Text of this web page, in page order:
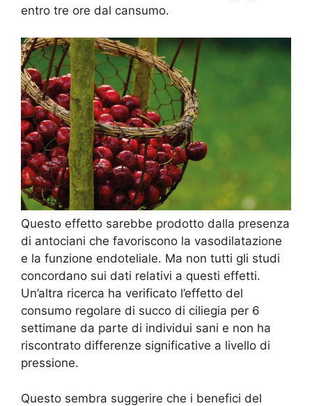
entro tre ore dal cansumo.
Questo effetto sarebbe prodotto dalla presenza
di antociani che favoriscono la vasodilatazione
e la funzione endoteliale. Ma non tutti gli studi
concordano sui dati relativi a questi effetti.
Un’altra ricerca ha verificato l’effetto del
consumo regolare di succo di ciliegia per 6
settimane da parte di individui sani e non ha
riscontrato differenze significative a livello di
pressione.
Questo sembra suggerire che i benefici del